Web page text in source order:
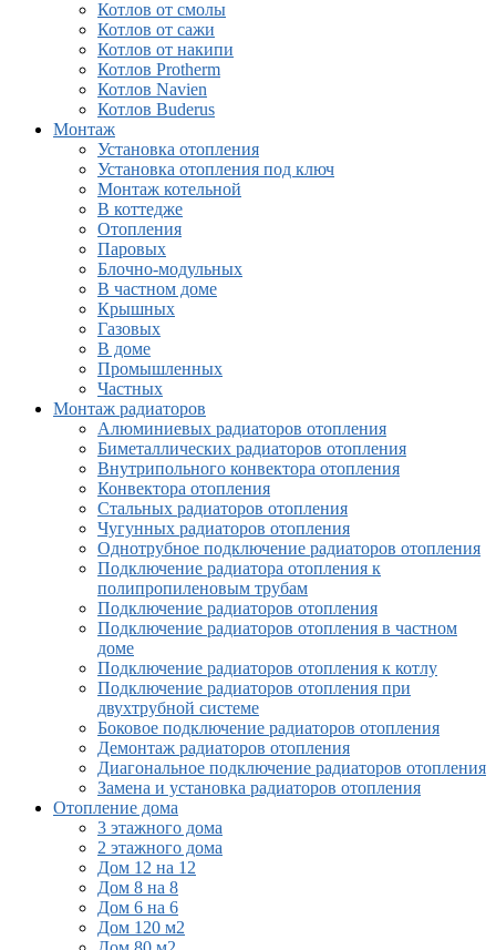
Котлов от смолы
Котлов от сажи
Котлов от накипи
Котлов Protherm
Котлов Navien
Котлов Buderus
Монтаж
Установка отопления
Установка отопления под ключ
Монтаж котельной
В коттедже
Отопления
Паровых
Блочно-модульных
В частном доме
Крышных
Газовых
В доме
Промышленных
Частных
Монтаж радиаторов
Алюминиевых радиаторов отопления
Биметаллических радиаторов отопления
Внутрипольного конвектора отопления
Конвектора отопления
Стальных радиаторов отопления
Чугунных радиаторов отопления
Однотрубное подключение радиаторов отопления
Подключение радиатора отопления к
полипропиленовым трубам
Подключение радиаторов отопления
Подключение радиаторов отопления в частном
доме
Подключение радиаторов отопления к котлу
Подключение радиаторов отопления при
двухтрубной системе
Боковое подключение радиаторов отопления
Демонтаж радиаторов отопления
Диагональное подключение радиаторов отопления
Замена и установка радиаторов отопления
Отопление дома
3 этажного дома
2 этажного дома
Дом 12 на 12
Дом 8 на 8
Дом 6 на 6
Дом 120 м2